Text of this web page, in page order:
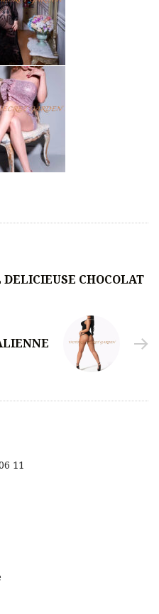
DELICIEUSE CHOCOLAT
11